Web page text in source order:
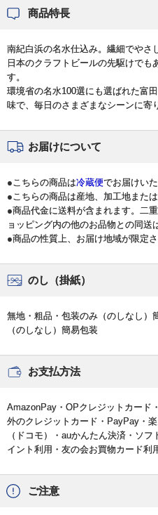
商品特長
南紀白浜の名水仕込み。繊細でやさ
日本のクラフトビールの先駆けで
す。
環境省の名水100選にも選ばれた富
味で、毎日のさまざまなシーンに寄
お届けについて
●こちらの商品は冷蔵便でお届けいた
●こちらの商品は産地、加工地また
●商品代金に送料が含まれます。二
ョッピング内の他のお品物との同送
●商品の性質上、お届け地域が限定
のし（掛紙）
無地・粗品・包装のみ（のしなし）
（のしなし）簡易包装
お支払方法
AmazonPay・OPクレジットカード
外のクレジットカード・PayPay・
（ドコモ）・auかんたん決済・ソ
イント利用・友の会お買物カード利
ご注意